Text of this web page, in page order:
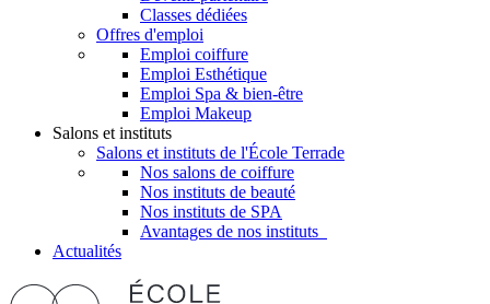
Classes dédiées
Offres d'emploi
Emploi coiffure
Emploi Esthétique
Emploi Spa & bien-être
Emploi Makeup
Salons et instituts
Salons et instituts de l'École Terrade
Nos salons de coiffure
Nos instituts de beauté
Nos instituts de SPA
Avantages de nos instituts
Actualités